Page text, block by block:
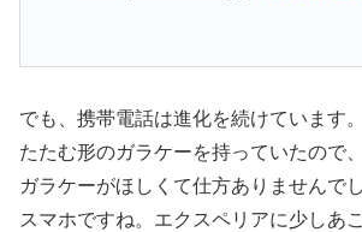
でも、携帯電話は進化を続けています
たたむ形のガラケーを持っていたので
ガラケーがほしくて仕方ありませんで
スマホですね。エクスペリアに少しあ